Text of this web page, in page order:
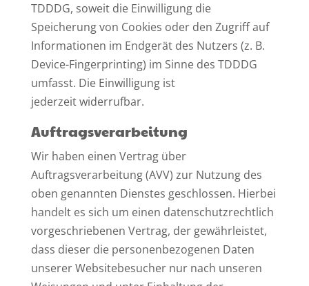
TDDDG, soweit die Einwilligung die
Speicherung von Cookies oder den Zugriff auf
Informationen im Endgerät des Nutzers (z. B.
Device-Fingerprinting) im Sinne des TDDDG
umfasst. Die Einwilligung ist
jederzeit widerrufbar.
Auftragsverarbeitung
Wir haben einen Vertrag über
Auftragsverarbeitung (AVV) zur Nutzung des
oben genannten Dienstes geschlossen. Hierbei
handelt es sich um einen datenschutzrechtlich
vorgeschriebenen Vertrag, der gewährleistet,
dass dieser die personenbezogenen Daten
unserer Websitebesucher nur nach unseren